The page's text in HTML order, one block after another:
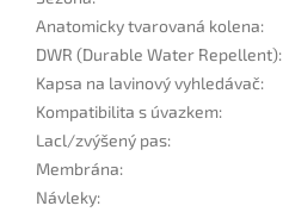
Anatomicky tvarovaná kolena:
DWR (Durable Water Repellent):
Kapsa na lavinový vyhledávač:
Kompatibilita s úvazkem:
Lacl/zvýšený pas:
Membrána:
Návleky: